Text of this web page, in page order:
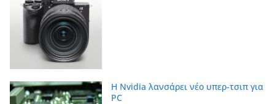
Η Nvidia λανσάρει νέο υπερ-τσιπ για
PC